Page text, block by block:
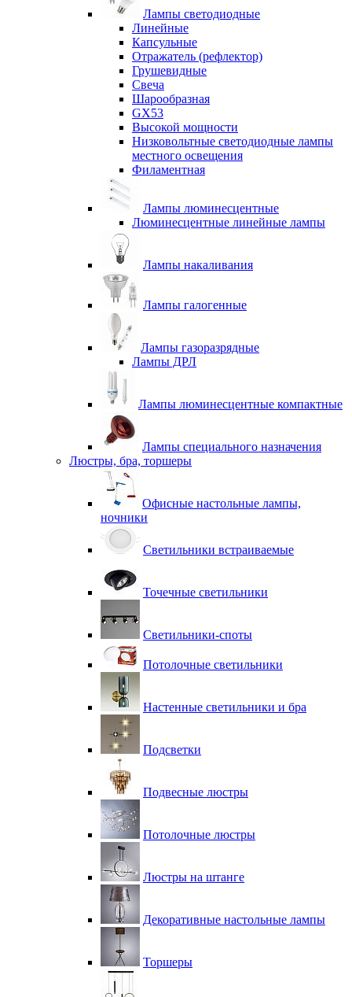
Лампы светодиодные
Линейные
Капсульные
Отражатель (рефлектор)
Грушевидные
Свеча
Шарообразная
GX53
Высокой мощности
Низковольтные светодиодные лампы
местного освещения
Филаментная
Лампы люминесцентные
Люминесцентные линейные лампы
Лампы накаливания
Лампы галогенные
Лампы газоразрядные
Лампы ДРЛ
Лампы люминесцентные компактные
Лампы специального назначения
Люстры, бра, торшеры
Офисные настольные лампы,
ночники
Светильники встраиваемые
Точечные светильники
Светильники-споты
Потолочные светильники
Настенные светильники и бра
Подсветки
Подвесные люстры
Потолочные люстры
Люстры на штанге
Декоративные настольные лампы
Торшеры